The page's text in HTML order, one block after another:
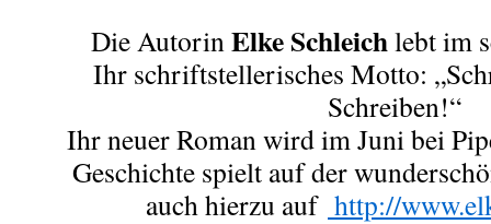
Die Autorin Elke Schleichlebt im
Ihr schriftstellerisches Motto:
Schreiben!“
Ihr neuer Roman wird im Juni bei
Geschichte spielt auf der
auch hierzu auf http://